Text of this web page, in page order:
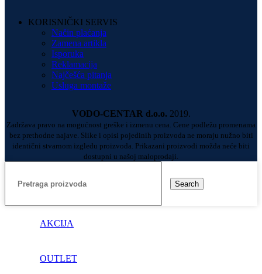
KORISNIČKI SERVIS
Način plaćanja
Zamena artikla
Isporuka
Reklamacija
Najčešća pitanja
Usluga montaže
VODO-CENTAR d.o.o. 2019.
Zadržava pravo na mogućnost greške i izmenu cena. Cene podležu promenama
bez prethodne najave. Slike i opisi pojedinih proizvoda ne moraju nužno biti
identični stvarnom izgledu proizvoda. Prikazani proizvodi možda neće biti
dostupni u našoj maloprodaji.
Search
AKCIJA
OUTLET